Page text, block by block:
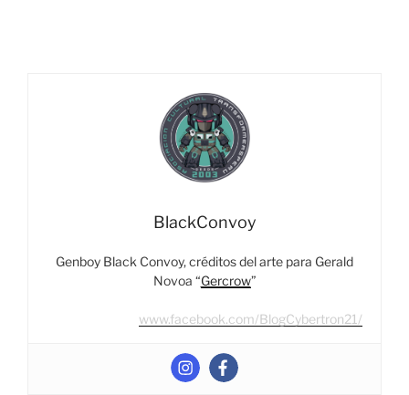
Part
Hellbat”
BlackConvoy
Genboy Black Convoy, créditos del arte para Gerald
Novoa “Gercrow”
www.facebook.com/BlogCybertron21/